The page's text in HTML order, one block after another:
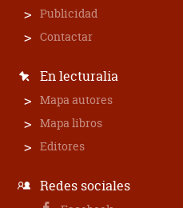
Publicidad
Contactar
En lecturalia
Mapa autores
Mapa libros
Editores
Redes sociales